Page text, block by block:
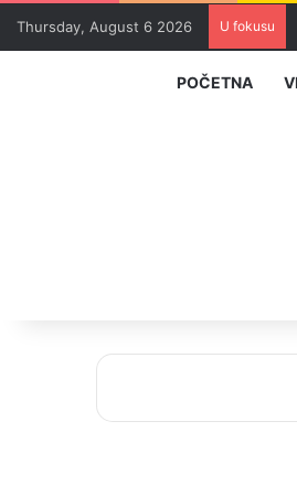
Thursday, August 6 2026 U fokusu
POČETNA